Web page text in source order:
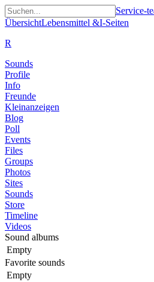
Service-
ÜbersichtLebensmittel &I-Seiten
R
Sounds
Profile
Info
Freunde
Kleinanzeigen
Blog
Poll
Events
Files
Groups
Photos
Sites
Sounds
Store
Timeline
Videos
Sound albums
Empty
Favorite sounds
Empty